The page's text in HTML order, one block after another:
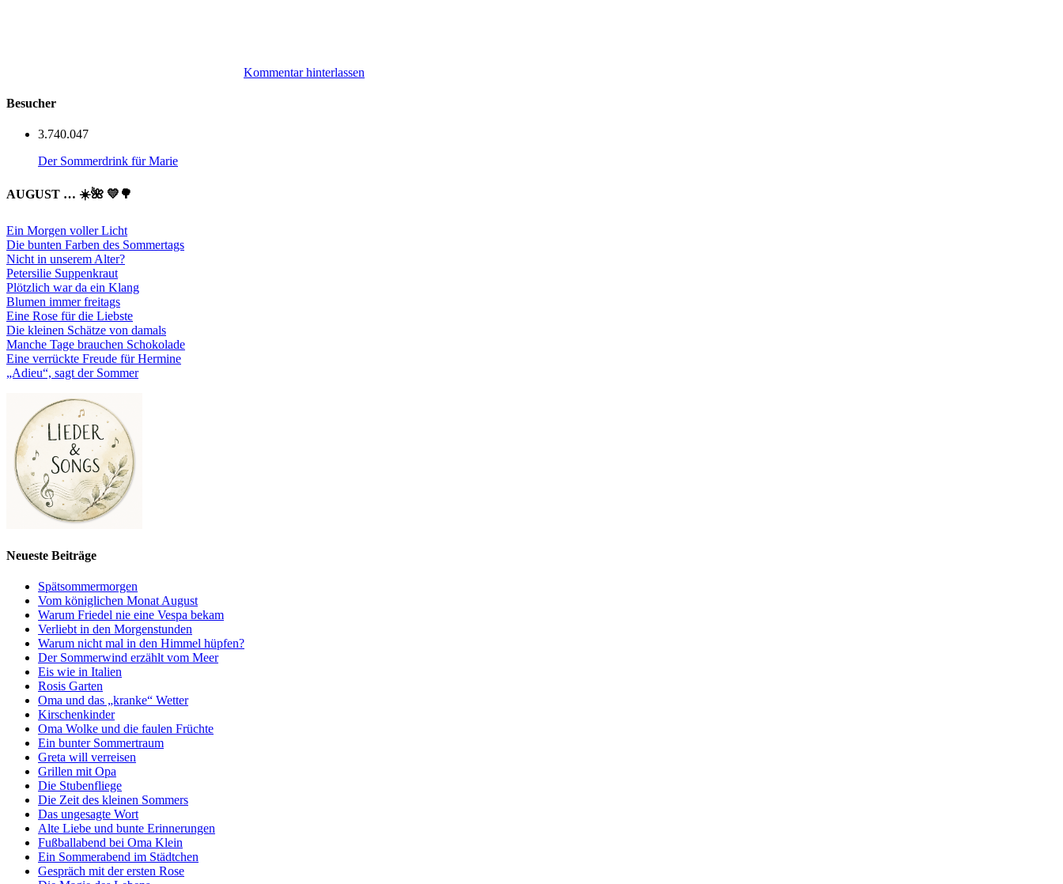
Kommentar hinterlassen
Besucher
3.740.047
Der Sommerdrink für Marie
AUGUST … ☀️🌺 💛🌳
Ein Morgen voller Licht
Die bunten Farben des Sommertags
Nicht in unserem Alter?
Petersilie Suppenkraut
Plötzlich war da ein Klang
Blumen immer freitags
Eine Rose für die Liebste
Die kleinen Schätze von damals
Manche Tage brauchen Schokolade
Eine verrückte Freude für Hermine
„Adieu“, sagt der Sommer
Neueste Beiträge
Spätsommermorgen
Vom königlichen Monat August
Warum Friedel nie eine Vespa bekam
Verliebt in den Morgenstunden
Warum nicht mal in den Himmel hüpfen?
Der Sommerwind erzählt vom Meer
Eis wie in Italien
Rosis Garten
Oma und das „kranke“ Wetter
Kirschenkinder
Oma Wolke und die faulen Früchte
Ein bunter Sommertraum
Greta will verreisen
Grillen mit Opa
Die Stubenfliege
Die Zeit des kleinen Sommers
Das ungesagte Wort
Alte Liebe und bunte Erinnerungen
Fußballabend bei Oma Klein
Ein Sommerabend im Städtchen
Gespräch mit der ersten Rose